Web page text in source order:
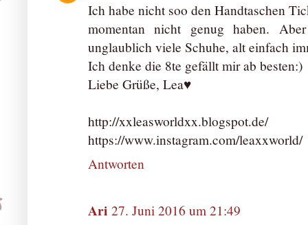
Ich habe nicht soo den Handtaschen
momentan nicht genug haben.
unglaublich viele Schuhe, alt einfach
Ich denke die 8te gefällt mir ab besten:)
Liebe Grüße, Lea♥
http://xxleasworldxx.blogspot.de/
https://www.instagram.com/leaxxworld/
Antworten
Ari 27. Juni 2016 um 21:49